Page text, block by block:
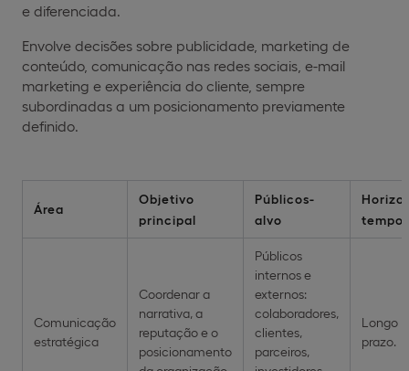
e diferenciada.
Envolve decisões sobre publicidade, marketing de
conteúdo, comunicação nas redes sociais, e-mail
marketing e experiência do cliente, sempre
subordinadas a um posicionamento previamente
definido.
Área
Objetivo
principal
Públicos-
alvo
Comunicação
estratégica
Coordenar a
narrativa, a
reputação e o
posicionamento
Públicos
internos e
externos:
colaboradores,
clientes,
parceiros,
Longo
prazo.